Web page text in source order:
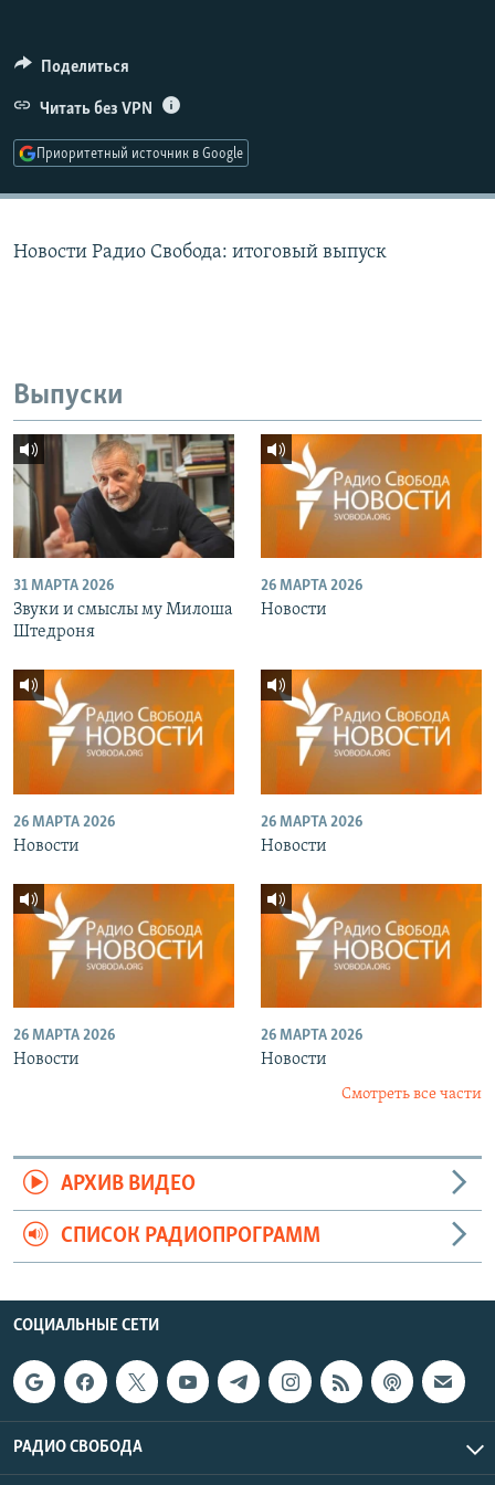
ПОДПИШИТЕСЬ НА РАССЫЛКУ
СОЦИАЛЬНЫЕ СЕТИ
Поделиться
Читать без VPN
Приоритетный источник в Google
Новости Радио Свобода: итоговый выпуск
Выпуски
31 МАРТА 2026
Звуки и смыслы му Милоша
Штедроня
26 МАРТА 2026
Новости
26 МАРТА 2026
Новости
26 МАРТА 2026
Новости
26 МАРТА 2026
Новости
26 МАРТА 2026
Новости
Смотреть все части
АРХИВ ВИДЕО
СПИСОК РАДИОПРОГРАММ
СОЦИАЛЬНЫЕ СЕТИ
РАДИО СВОБОДА